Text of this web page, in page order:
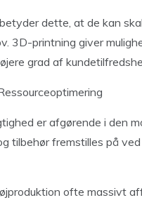
dette, at de kan
3D-printning giver
grad af
er afgørende i den
tilbehør fremstilles på
ofte massivt